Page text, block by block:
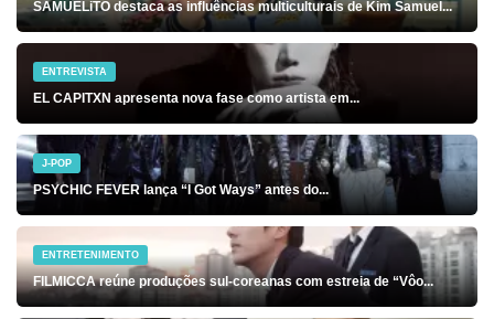
SAMUELiTO destaca as influências multiculturais de Kim Samuel...
ENTREVISTA
EL CAPITXN apresenta nova fase como artista em...
J-POP
PSYCHIC FEVER lança “I Got Ways” antes do...
ENTRETENIMENTO
FILMICCA reúne produções sul-coreanas com estreia de “Vôo...